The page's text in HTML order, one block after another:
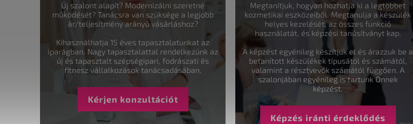
Új szalont alapít? Modernizálni szeretné
működését? Tanácsra van szüksége a legjobb
ár/teljesítmény arányú vásárláshoz?
Kihasználhatja 15 éves tapasztalatunkat az
iparágban. Nagy tapasztalattal rendelkezünk az
új és tapasztalt szépségipari, fodrászati és
fitnesz vállalkozások tanácsadásában.
Kérjen konzultációt
Megtanítjuk, hogyan hozhatja ki a legtöbbet
kozmetikai eszközeiből. Megtanulja a készülék
helyes kezelését, az összes funkció
használatát, és képzési tanúsítványt kap.
A képzést egyénileg készítjük el és árazzuk be a
betanított készülékek típusától és számától,
valamint a résztvevők számától függően. A
szalonjában egyénileg is tartunk Önnek
képzést.
Képzés iránti érdeklődés